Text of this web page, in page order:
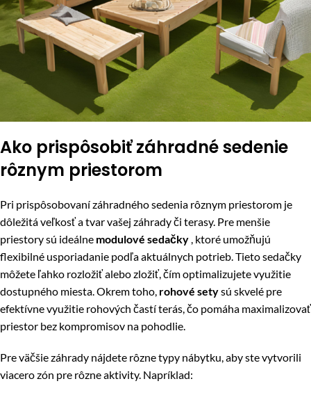
Ako prispôsobiť záhradné sedenie
rôznym priestorom
Pri prispôsobovaní záhradného sedenia rôznym priestorom je
dôležitá veľkosť a tvar vašej záhrady či terasy. Pre menšie
priestory sú ideálne modulové sedačky , ktoré umožňujú
flexibilné usporiadanie podľa aktuálnych potrieb. Tieto sedačky
môžete ľahko rozložiť alebo zložiť, čím optimalizujete využitie
dostupného miesta. Okrem toho, rohové setysú skvelé pre
efektívne využitie rohových častí terás, čo pomáha maximalizovať
priestor bez kompromisov na pohodlie.
Pre väčšie záhrady nájdete rôzne typy nábytku, aby ste vytvorili
viacero zón pre rôzne aktivity. Napríklad: